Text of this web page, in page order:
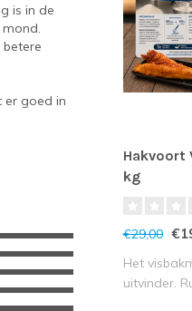
is in de
er goed in
Hakvoort
kg
€29,00
Het
uitvinder.